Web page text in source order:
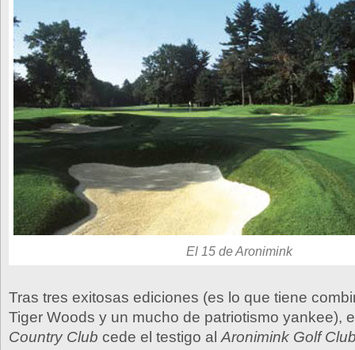
El 15 de Aronimink
Tras tres exitosas ediciones (es lo que tiene
Tiger Woods y un mucho de patriotismo yankee),
Country Club cede el testigo al Aronimink Golf